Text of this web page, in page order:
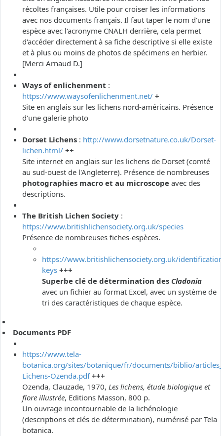
récoltes françaises. Utile pour croiser les informations
avec nos documents français. Il faut taper le nom d'une
espèce avec l'acronyme CNALH derrière, cela permet
d'accéder directement à sa fiche descriptive si elle existe
et à plus ou moins de photos de spécimens en herbier.
[Merci Arnaud D.]
Ways of enlichenment :
https://www.waysofenlichenment.net/ +
Site en anglais sur les lichens nord-américains. Présence
d'une galerie photo
Dorset Lichens : http://www.dorsetnature.co.uk/Dorset-
lichen.html/ ++
Site internet en anglais sur les lichens de Dorset (comté
au sud-ouest de l'Angleterre). Présence de nombreuses
photographies macro et au microscope avec des
descriptions.
The British Lichen Society :
https://www.britishlichensociety.org.uk/species
Présence de nombreuses fiches-espèces.
https://www.britishlichensociety.org.uk/
keys +++
Superbe clé de détermination des Cladonia
avec un fichier au format Excel, avec un système de
tri des caractéristiques de chaque espèce.
Documents PDF
https://www.tela-
botanica.org/sites/botanique/fr/documents/biblio/
Lichens-Ozenda.pdf +++
Ozenda, Clauzade, 1970, Les lichens, étude biologique et
flore illustrée, Editions Masson, 800 p.
Un ouvrage incontournable de la lichénologie
(descriptions et clés de détermination), numérisé par Tela
botanica.